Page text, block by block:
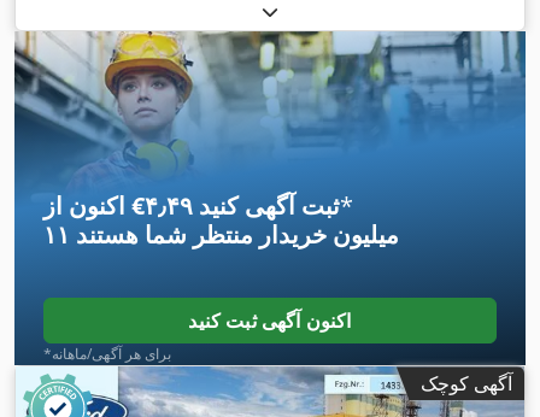
اکنون از ‎€۴٫۴۹ ثبت آگهی کنید*
۱۱ میلیون خریدار منتظر شما هستند
اکنون آگهی ثبت کنید
*برای هر آگهی/ماهانه
آگهی کوچک